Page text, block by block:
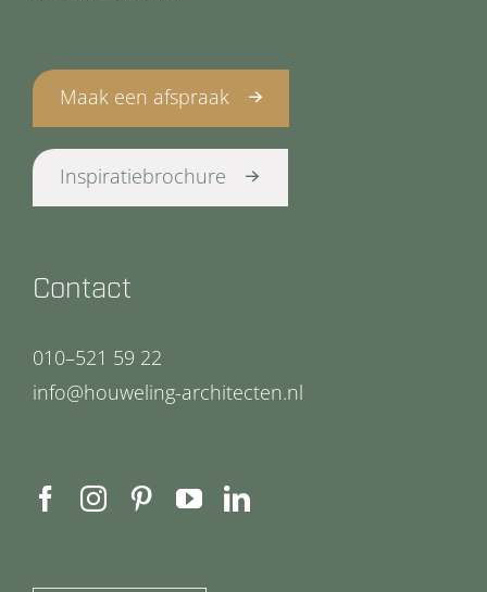
Maak een afspraak
Inspiratiebrochure
Contact
010–521 59 22
info@houweling-architecten.nl